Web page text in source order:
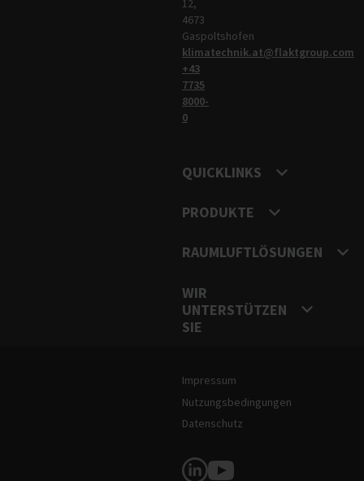
12,
4673
Gaspoltshofen
klimatechnik.at@flaktgroup.com
+43
7735
8000-
0
QUICKLINKS
PRODUKTE
RAUMLUFTLÖSUNGEN
WIR
UNTERSTÜTZEN
SIE
Rechtliche Hinweise und
Impressum
Nutzungsbedingungen
Datenschutz
Soziale Medien